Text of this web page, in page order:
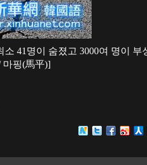
41명이 숨졌고 3000여 명이 부
마핑(馬平)]